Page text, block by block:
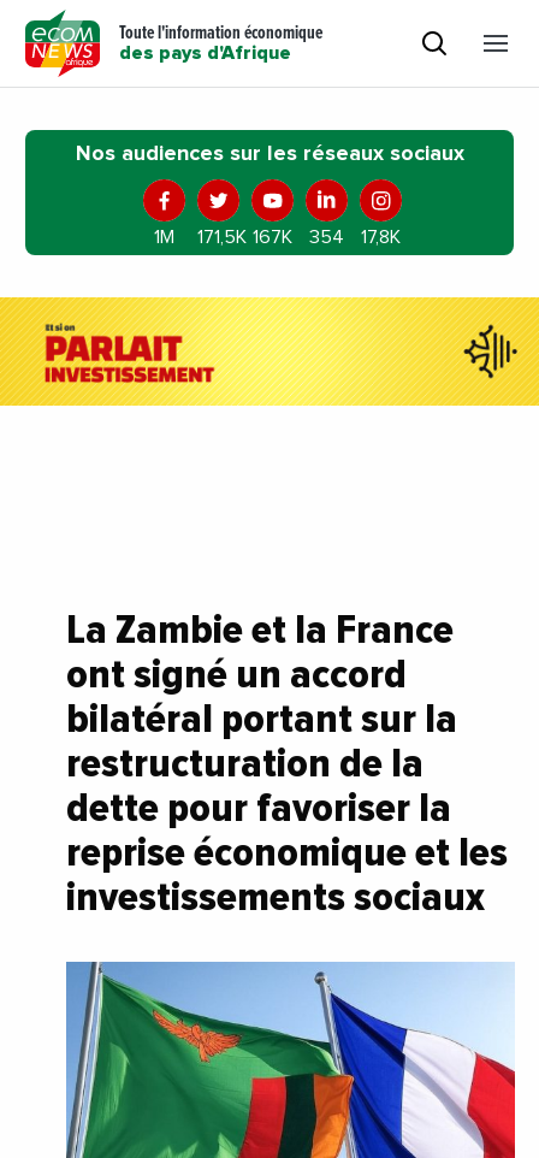
Toute l'information économique
des pays d'Afrique
Nos audiences sur les réseaux sociaux
1M 171,5K 167K 354 17,8K
La Zambie et la France
ont signé un accord
bilatéral portant sur la
restructuration de la
dette pour favoriser la
reprise économique et les
investissements sociaux